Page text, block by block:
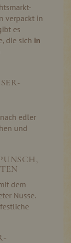
verpackt in
es
die sich in
edler
und
dem
Nüsse.